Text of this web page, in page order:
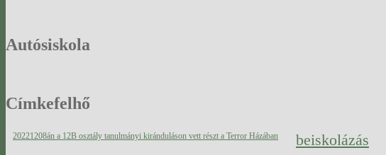
Autósiskola
Címkefelhő
20221208án a 12B osztály tanulmányi kiránduláson vett részt a Terror Házában beiskolázás